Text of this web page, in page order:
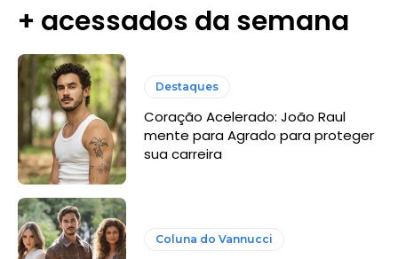
+ acessados da semana
Destaques
Coração Acelerado: João Raul
mente para Agrado para proteger
sua carreira
Coluna do Vannucci